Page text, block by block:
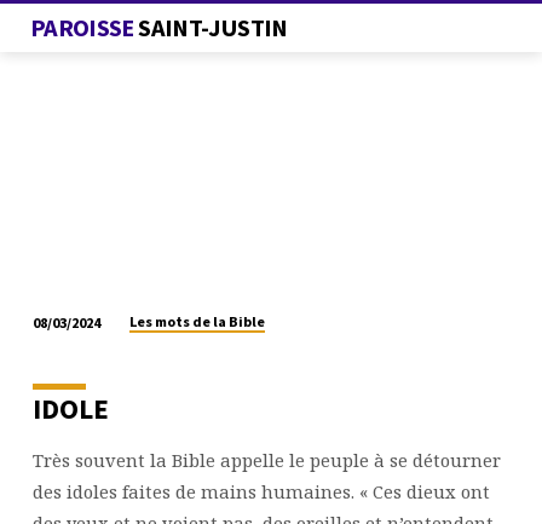
PAROISSESAINT-JUSTIN
MOTS
DE
BIBLE
08/03/2024 Les mots de la Bible
IDOLE
Très souvent la Bible appelle le peuple à se détourner
des idoles faites de mains humaines. « Ces dieux ont